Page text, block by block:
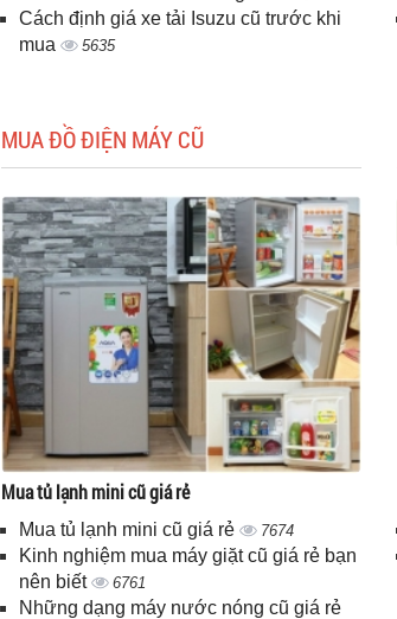
Cách định giá xe tải Isuzu cũ trước khi
mua
5635
MUA ĐỒ ĐIỆN MÁY CŨ
Mua tủ lạnh mini cũ giá rẻ
Mua tủ lạnh mini cũ giá rẻ 7674
Kinh nghiệm mua máy giặt cũ giá rẻ bạn
nên biết
6761
Những dạng máy nước nóng cũ giá rẻ